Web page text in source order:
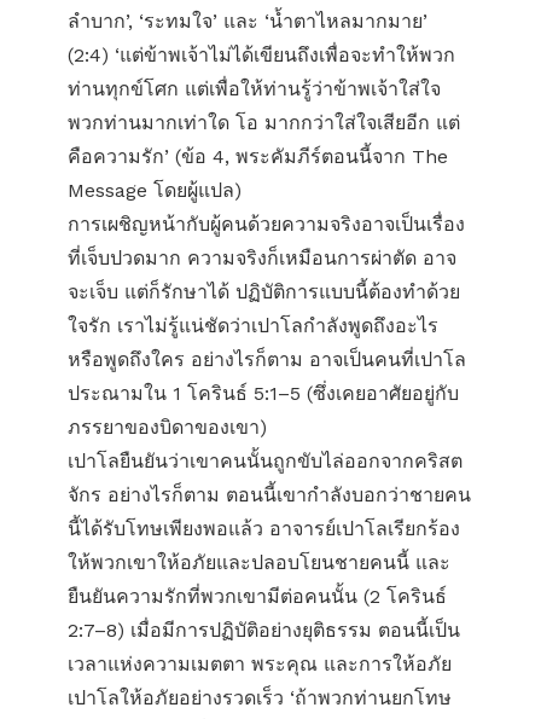
ลำบาก’, ‘ระทมใจ’ และ ‘น้ำตาไหลมากมาย’
(2:4) ‘แต่ข้าพเจ้าไม่​ได้เขียนถึง​เพื่อ​จะ​ทำ​ให้​พวก​
ท่าน​ทุกข์​โศก แต่​เพื่อ​ให้​ท่าน​รู้​ว่าข้าพเจ้าใส่ใจ
พวกท่านมากเท่าใด โอ มากกว่าใส่ใจเสียอีก แต่
คือความรัก’ (ข้อ 4, พระคัมภีร์ตอนนี้จาก The
Message โดยผู้แปล)
การเผชิญหน้ากับผู้คนด้วยความจริงอาจเป็นเรื่อง
ที่เจ็บปวดมาก ความจริงก็เหมือนการผ่าตัด อาจ
จะเจ็บ แต่ก็รักษาได้ ปฏิบัติการแบบนี้ต้องทำด้วย
ใจรัก เราไม่รู้แน่ชัดว่าเปาโลกำลังพูดถึงอะไร
หรือพูดถึงใคร อย่างไรก็ตาม อาจเป็นคนที่เปาโล
ประณามใน 1 โครินธ์ 5:1–5 (ซึ่งเคยอาศัยอยู่กับ
ภรรยาของบิดาของเขา)
เปาโลยืนยันว่าเขาคนนั้นถูกขับไล่ออกจากคริสต
จักร อย่างไรก็ตาม ตอนนี้เขากำลังบอกว่าชายคน
นี้ได้รับโทษเพียงพอแล้ว อาจารย์เปาโลเรียกร้อง
ให้พวกเขาให้อภัยและปลอบโยนชายคนนี้ และ
ยืนยันความรักที่พวกเขามีต่อคนนั้น (2 โครินธ์
2:7–8) เมื่อมีการปฏิบัติอย่างยุติธรรม ตอนนี้เป็น
เวลาแห่งความเมตตา พระคุณ และการให้อภัย
เปาโลให้อภัยอย่างรวดเร็ว ‘ถ้า​พวก​ท่าน​ยก​โทษ​